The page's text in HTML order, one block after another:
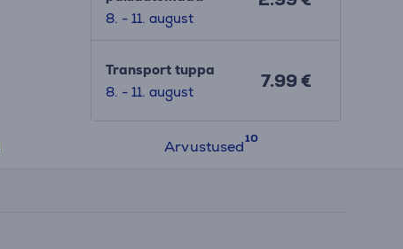
8. - 11. august
Transport tuppa
8. - 11. august
7.99 €
Arvustused